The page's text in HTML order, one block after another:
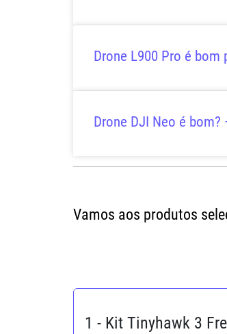
Drone L900 Pro é
Drone DJI Neo é
Vamos aos produtos
1 - Kit Tinyhawk 3